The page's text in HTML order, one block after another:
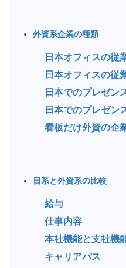
外資系企業の種類
日本オフィスの従
日本オフィスの従
日本でのプレゼン
日本でのプレゼン
看板だけ外資の企
日系と外資系の比較
給与
仕事内容
本社機能と支社機
キャリアパス